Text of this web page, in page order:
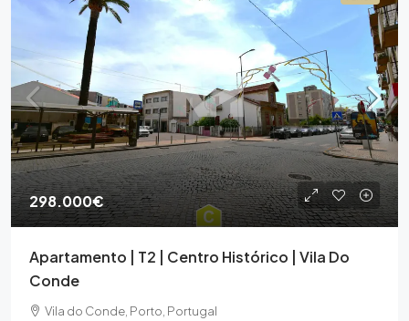
298.000€
Apartamento | T2 | Centro Histórico | Vila Do
Conde
Vila do Conde, Porto, Portugal